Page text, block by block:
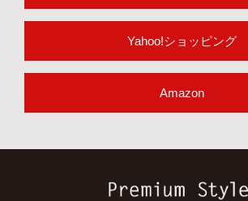
Yahoo!ショッピング
Amazon